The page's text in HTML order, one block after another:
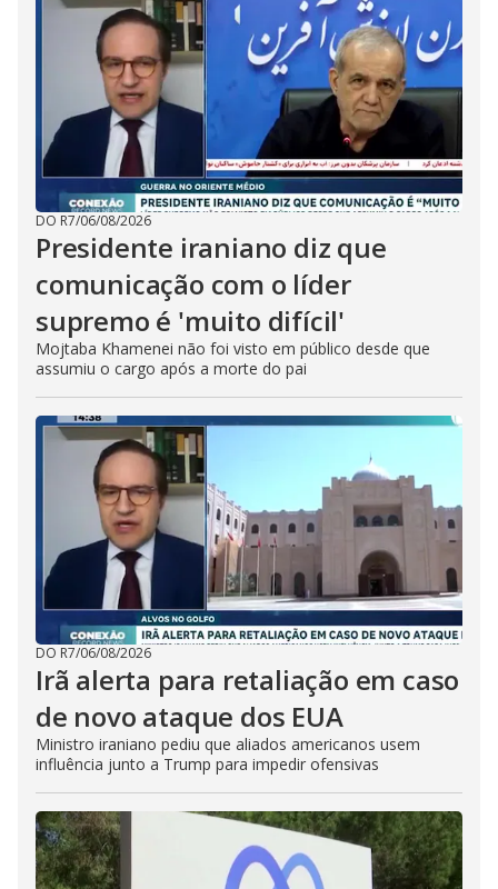
DO R7/06/08/2026
Presidente iraniano diz que
comunicação com o líder
supremo é 'muito difícil'
Mojtaba Khamenei não foi visto em público desde que
assumiu o cargo após a morte do pai
DO R7/06/08/2026
Irã alerta para retaliação em caso
de novo ataque dos EUA
Ministro iraniano pediu que aliados americanos usem
influência junto a Trump para impedir ofensivas